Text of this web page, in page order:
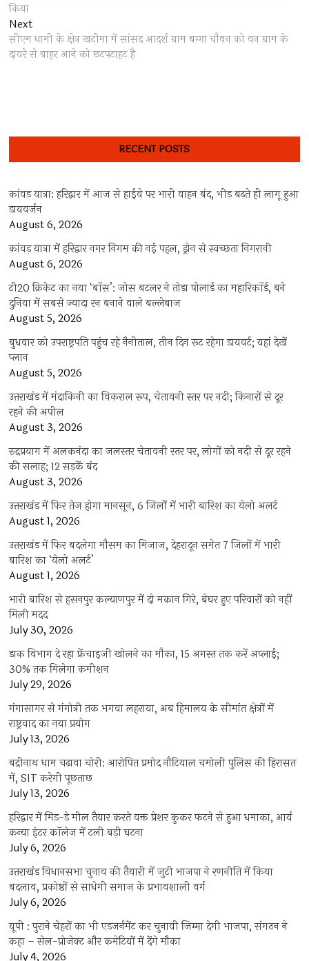
किया
NextNext
post:
सीएम धामी के क्षेत्र खटीमा में सांसद आदर्श ग्राम बग्गा चौवन को वन ग्राम के
दायरे से बाहर आने को छटपटाहट है
RECENT POSTS
कांवड़ यात्रा: हरिद्वार में आज से हाईवे पर भारी वाहन बंद, भीड़ बढ़ते ही लागू हुआ
डायवर्जन
August 6, 2026
कांवड़ यात्रा में हरिद्वार नगर निगम की नई पहल, ड्रोन से स्वच्छता निगरानी
August 6, 2026
टी20 क्रिकेट का नया ‘बॉस’: जोस बटलर ने तोड़ा पोलार्ड का महारिकॉर्ड, बने
दुनिया में सबसे ज्यादा रन बनाने वाले बल्लेबाज
August 5, 2026
बुधवार को उपराष्ट्रपति पहुंच रहे नैनीताल, तीन दिन रूट रहेगा डायवर्ट; यहां देखें
प्‍लान
August 5, 2026
उत्तराखंड में मंदाकिनी का विकराल रूप, चेतावनी स्तर पर नदी; किनारों से दूर
रहने की अपील
August 3, 2026
रुद्रप्रयाग में अलकनंदा का जलस्तर चेतावनी स्तर पर, लोगों को नदी से दूर रहने
की सलाह; 12 सड़कें बंद
August 3, 2026
उत्तराखंड में फिर तेज होगा मानसून, 6 जिलों में भारी बारिश का येलो अलर्ट
August 1, 2026
उत्तराखंड में फिर बदलेगा मौसम का मिजाज, देहरादून समेत 7 जिलों में भारी
बारिश का ‘येलो अलर्ट’
August 1, 2026
भारी बारिश से हसनपुर कल्याणपुर में दो मकान गिरे, बेघर हुए परिवारों को नहीं
मिली मदद
July 30, 2026
डाक विभाग दे रहा फ्रेंचाइजी खोलने का मौका, 15 अगस्त तक करें अप्लाई;
30% तक मिलेगा कमीशन
July 29, 2026
गंगासागर से गंगोत्री तक भगवा लहराया, अब हिमालय के सीमांत क्षेत्रों में
राष्ट्रवाद का नया प्रयोग
July 13, 2026
बद्रीनाथ धाम चढ़ावा चोरी: आरोपित प्रमोद नौटियाल चमोली पुलिस की हिरासत
में, SIT करेगी पूछताछ
July 13, 2026
हरिद्वार में मिड-डे मील तैयार करते वक्त प्रेशर कुकर फटने से हुआ धमाका, आर्य
कन्या इंटर कॉलेज में टली बड़ी घटना
July 6, 2026
उत्तराखंंड विधानसभा चुनाव की तैयारी में जुटी भाजपा ने रणनीति में किया
बदलाव, प्रकोष्ठों से साधेगी समाज के प्रभावशाली वर्ग
July 6, 2026
यूपी : पुराने चेहरों का भी एडजर्नमेंट कर चुनावी जिम्मा देगी भाजपा, संगठन ने
कहा – सेल-प्रोजेक्ट और कमेटियों में देंगे मौका
July 4, 2026